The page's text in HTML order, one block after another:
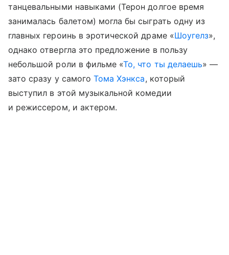
танцевальными навыками (Терон долгое время
занималась балетом) могла бы сыграть одну из
главных героинь в эротической драме «Шоугелз»,
однако отвергла это предложение в пользу
небольшой роли в фильме «То, что ты делаешь» —
зато сразу у самого Тома Хэнкса, который
выступил в этой музыкальной комедии
и режиссером, и актером.